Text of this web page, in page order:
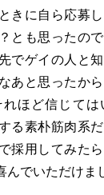
きに自ら応募し
？とも思ったの
でゲイの人と
あと思ったか
ほど信じては
る素朴筋肉系
採用してみた
でいただけま